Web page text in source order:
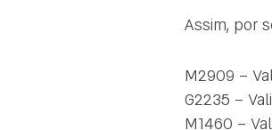
Assim, por
M2909 –
G2235 –
M1460 –